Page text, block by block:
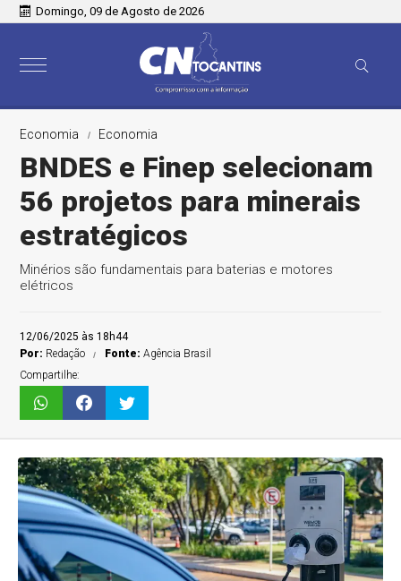
Domingo, 09 de Agosto de 2026
Economia Economia
BNDES e Finep selecionam
56 projetos para minerais
estratégicos
Minérios são fundamentais para baterias e motores
elétricos
12/06/2025 às 18h44
Por: Redação Fonte:Agência Brasil
Compartilhe: